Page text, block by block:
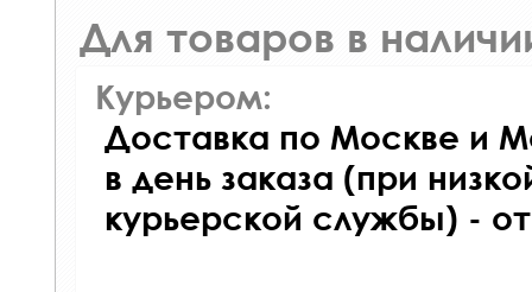
Для товаров в
Курьером:
Доставка по Москве и
в день заказа (при
курьерской службы) -